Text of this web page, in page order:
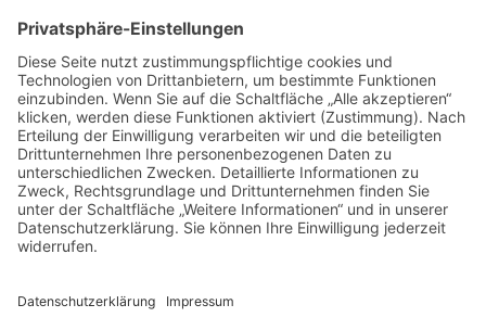
Bundestags-Enquête-Berichts
Newsletter
Presse
Anfahrt
Partner
Schutzkonzept
Datenschutz